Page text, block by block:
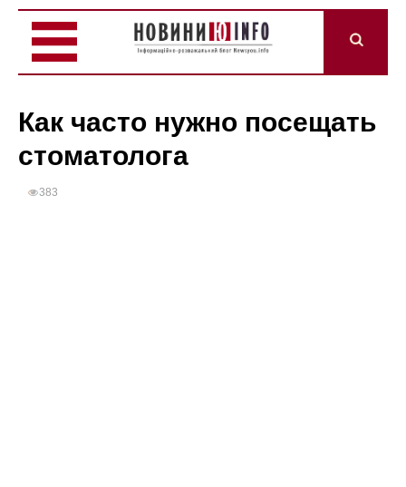
Как часто нужно посещать
стоматолога
383